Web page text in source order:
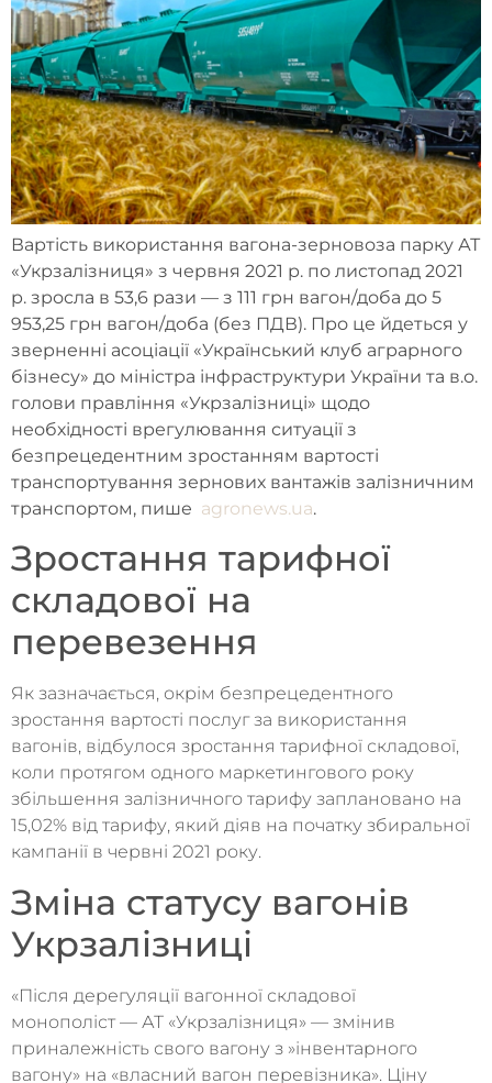
Вартість використання вагона-зерновоза парку АТ
«Укрзалізниця» з червня 2021 р. по листопад 2021
р. зросла в 53,6 рази — з 111 грн вагон/доба до 5
953,25 грн вагон/доба (без ПДВ). Про це йдеться у
зверненні асоціації «Український клуб аграрного
бізнесу» до міністра інфраструктури України та в.о.
голови правління «Укрзалізниці» щодо
необхідності врегулювання ситуації з
безпрецедентним зростанням вартості
транспортування зернових вантажів залізничним
транспортом, пише agronews.ua.
Зростання тарифної
складової на
перевезення
Як зазначається, окрім безпрецедентного
зростання вартості послуг за використання
вагонів, відбулося зростання тарифної складової,
коли протягом одного маркетингового року
збільшення залізничного тарифу заплановано на
15,02% від тарифу, який діяв на початку збиральної
кампанії в червні 2021 року.
Зміна статусу вагонів
Укрзалізниці
«Після дерегуляції вагонної складової
монополіст — АТ «Укрзалізниця» — змінив
приналежність свого вагону з »інвентарного
вагону» на «власний вагон перевізника». Ціну